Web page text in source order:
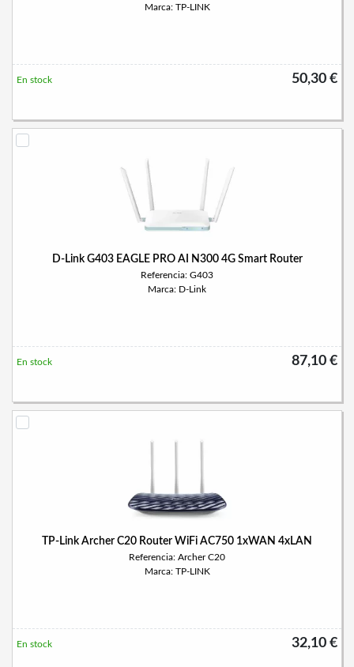
Marca: TP-LINK
50,30 €
En stock
D-Link G403 EAGLE PRO AI N300 4G Smart Router
Referencia: G403
Marca: D-Link
87,10 €
En stock
TP-Link Archer C20 Router WiFi AC750 1xWAN 4xLAN
Referencia: Archer C20
Marca: TP-LINK
32,10 €
En stock